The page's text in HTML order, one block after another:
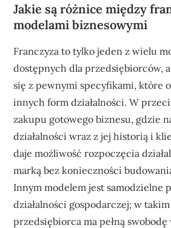
Jakie są różnice między
modelami biznesowymi
Franczyza to tylko jeden z wielu
dostępnych dla przedsiębiorców,
się z pewnymi specyfikami, które
innych form działalności. W
zakupu gotowego biznesu, gdzie
działalności wraz z jej historią i
daje możliwość rozpoczęcia
marką bez konieczności
Innym modelem jest samodzielne
działalności gospodarczej; w
przedsiębiorca ma pełną